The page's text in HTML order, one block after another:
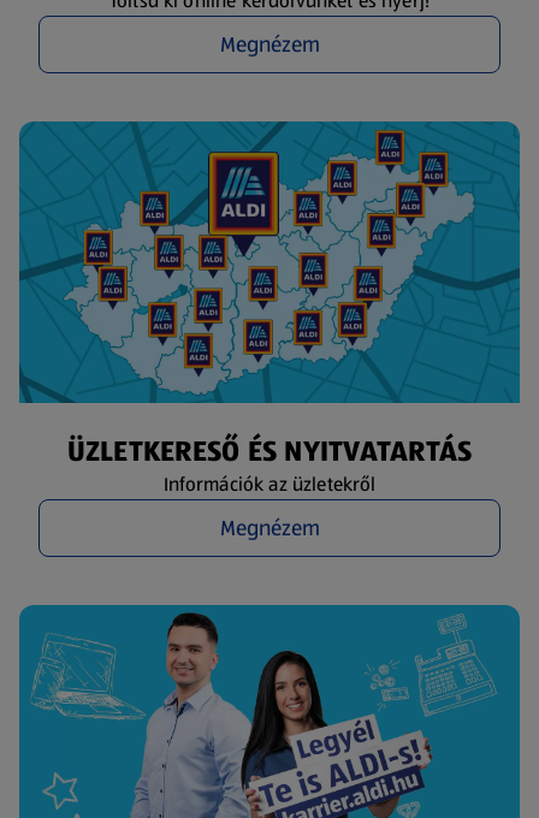
Megnézem
ÜZLETKERESŐ ÉS NYITVATARTÁS
Információk az üzletekről
Megnézem